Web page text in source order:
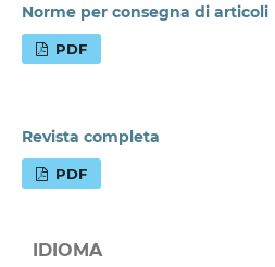
Norme per consegna di articoli
PDF
Revista completa
PDF
IDIOMA